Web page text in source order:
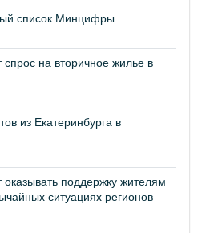
список Минцифры
на вторичное жилье в
из Екатеринбурга в
поддержку жителям
ситуациях регионов